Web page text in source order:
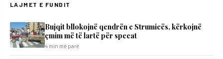
LAJMET E FUNDIT
Bujqit bllokojnë qendrën e Strumicës, kërkojnë
çmim më të lartë për specat
4 min më parë